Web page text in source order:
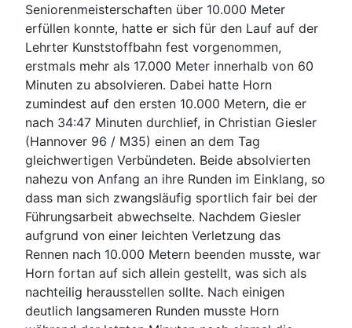
Seniorenmeisterschaften über 10.000 Meter
erfüllen konnte, hatte er sich für den Lauf auf der
Lehrter Kunststoffbahn fest vorgenommen,
erstmals mehr als 17.000 Meter innerhalb von 60
Minuten zu absolvieren. Dabei hatte Horn
zumindest auf den ersten 10.000 Metern, die er
nach 34:47 Minuten durchlief, in Christian Giesler
(Hannover 96 / M35) einen an dem Tag
gleichwertigen Verbündeten. Beide absolvierten
nahezu von Anfang an ihre Runden im Einklang, so
dass man sich zwangsläufig sportlich fair bei der
Führungsarbeit abwechselte. Nachdem Giesler
aufgrund von einer leichten Verletzung das
Rennen nach 10.000 Metern beenden musste, war
Horn fortan auf sich allein gestellt, was sich als
nachteilig herausstellen sollte. Nach einigen
deutlich langsameren Runden musste Horn